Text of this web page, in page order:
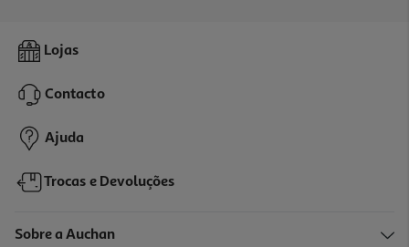
Auscultadores S/fios Qilive V2 Q1008 Preto
22,99 €
Lojas
Contacto
Ajuda
Trocas e Devoluções
Sobre a Auchan